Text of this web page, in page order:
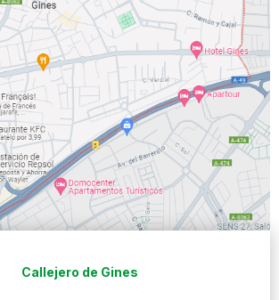
Callejero de Gines